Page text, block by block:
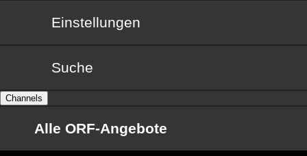
Einstellungen
Suche
Channels
Alle ORF-Angebote